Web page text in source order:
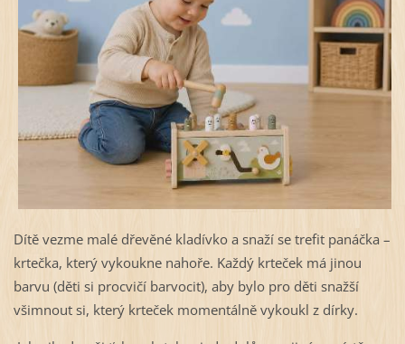
Dítě vezme malé dřevěné kladívko a snaží se trefit panáčka –
krtečka, který vykoukne nahoře. Každý krteček má jinou
barvu (děti si procvičí barvocit), aby bylo pro děti snažší
všimnout si, který krteček momentálně vykoukl z dírky.